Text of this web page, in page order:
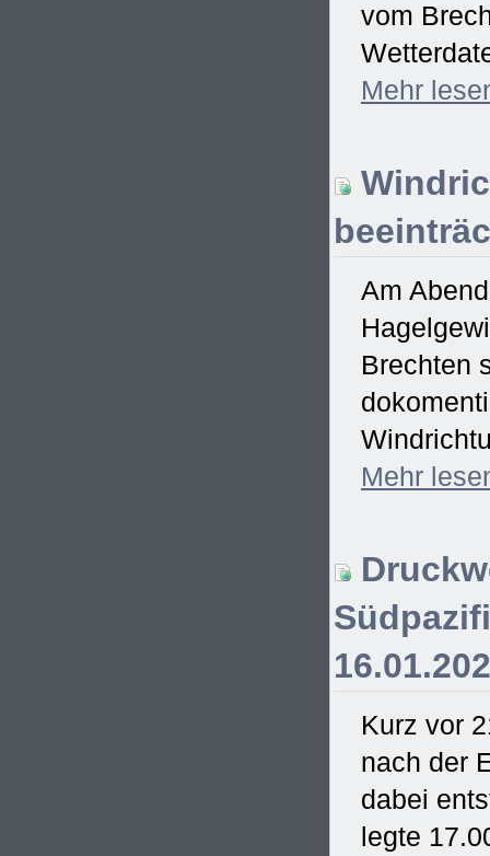
vom
Mehr
Am
Brechten
Mehr
Kurz vor
nach der
dabei
legte